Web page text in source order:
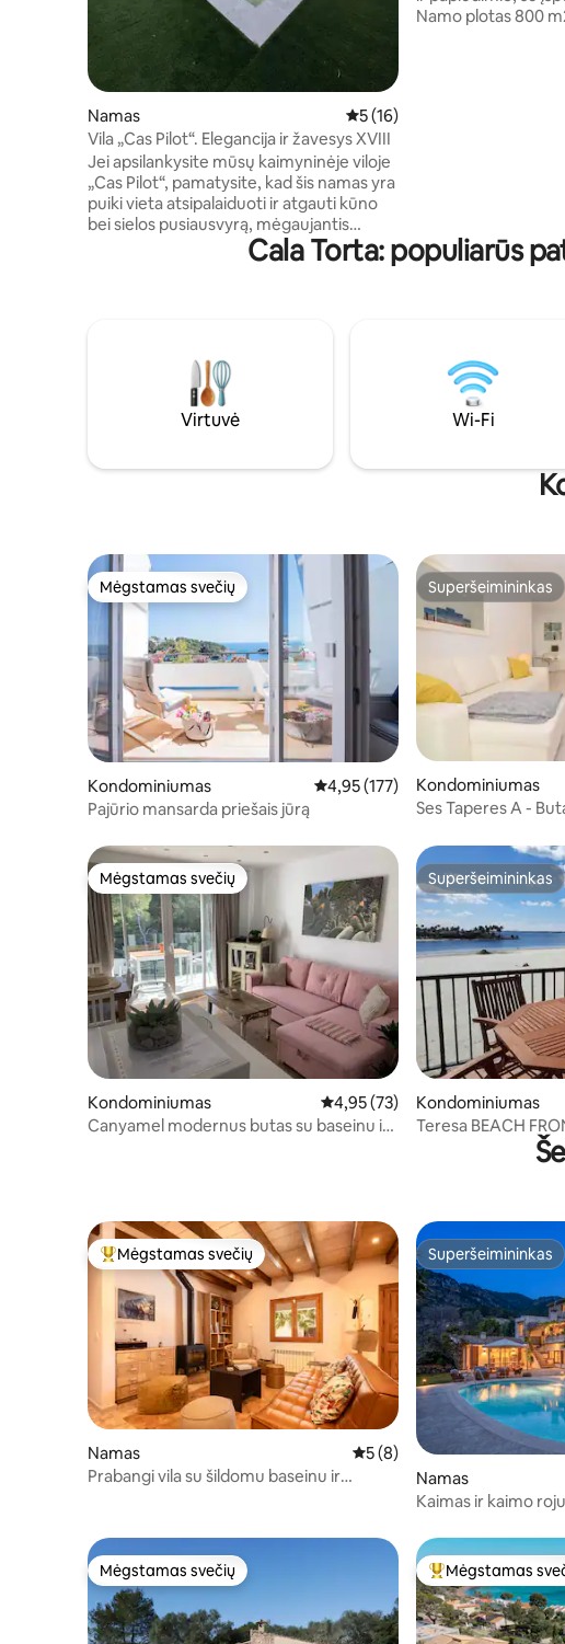
Namas Vidutinis įvertinimas: 5 iš 5,
5 (16)
Vila „Cas Pilot“. Elegancija ir žavesys XVIII
Jei apsilankysite mūsų kaimyninėje viloje
„Cas Pilot“, pamatysite, kad šis namas yra
puiki vieta atsipalaiduoti ir atgauti kūno
bei sielos pusiausvyrą, mėgaujantis
raminančia aplinka, kurią sukuria namo
istorinės praeities ir šiuolaikinio dizaino
dera modernus dizainas ir originalus
XVIII a. paveldas. Apsilankykite mūsų
gretimoje viloje „Cas Pilot“...
Namo plotas 800
Cala Torta: populiarūs
Virtuvė Wi-Fi
Mėgstamas svečių
Mėgstamas svečių
Kondominiumas Vidutinis įvertinimas: 4,95 iš 5,
4,95 (177)
Pajūrio mansarda priešais jūrą
Superšeimininkas
Superšeimininkas
Kondominiumas
Ses Taperes A -
Mėgstamas svečių
Mėgstamas svečių
Kondominiumas Vidutinis įvertinimas: 4,95 iš 5,
4,95 (73)
Canyamel modernus butas su baseinu ir
Superšeimininkas
Superšeimininkas
Kondominiumas
Teresa BEACH
Svečių mėgstamiausias
Mėgstamas svečių
Namas Vidutinis įvertinimas: 5 iš 5,
5 (8)
Prabangi vila su šildomu baseinu ir
Superšeimininkas
Superšeimininkas
Namas
Kaimas ir kaimo
Mėgstamas svečių
Mėgstamas svečių Svečių
Mėgstamas